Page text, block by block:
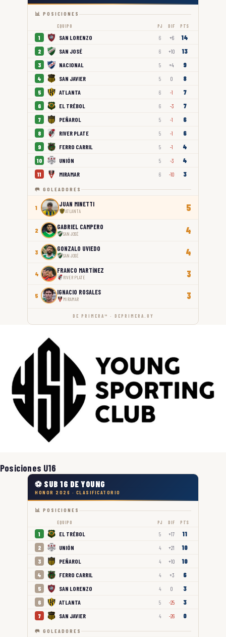
📊 POSICIONES
EQUIPO PJ DIF PTS
1 SAN LORENZO 6 +6 14
2 SAN JOSÉ 6 +10 13
3 NACIONAL 5 +4 9
4 SAN JAVIER 5 0 8
5 ATLANTA 6 -1 7
6 EL TRÉBOL 6 -3 7
7 PEÑAROL 5 -1 6
8 RIVER PLATE 5 -1 6
9 FERRO CARRIL 5 -1 4
10 UNIÓN 5 -3 4
11 MIRAMAR 6 -10 3
🥅 GOLEADORES
1 JUAN MINETTI
ATLANTA 5
2 GABRIEL CAMPERO
SAN JOSÉ 4
3 GONZALO UVIEDO
SAN JOSÉ 4
4 FRANCO MARTÍNEZ
RIVER PLATE 3
5 IGNACIO ROSALES
MIRAMAR 3
DE PRIMERA™ · DEPRIMERA.UY
Posiciones U16
⚽ SUB 16 DE YOUNG
HONOR 2026 · CLASIFICATORIO
📊 POSICIONES
EQUIPO PJ DIF PTS
1 EL TRÉBOL 5 +17 11
2 UNIÓN 4 +21 10
3 PEÑAROL 4 +10 10
4 FERRO CARRIL 4 +3 6
5 SAN LORENZO 4 0 3
6 ATLANTA 5 -25 3
7 SAN JAVIER 4 -26 0
🥅 GOLEADORES